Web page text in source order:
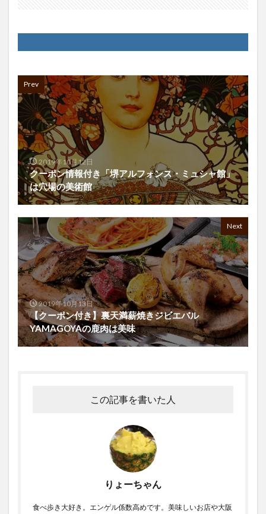
Prev
2019年10月12日
クーポン情報付き「堺アルフォンス・ミュシャ館」
は穴場の美術館
Next
2019年10月13日
【クーポン付き】裏天満薪焼きジビエバル
YAMAGOYAの鹿肉は美味
この記事を書いた人
りょーちゃん
食べ歩き大好き。エンゲル係数高めです。美味しいお店や大阪